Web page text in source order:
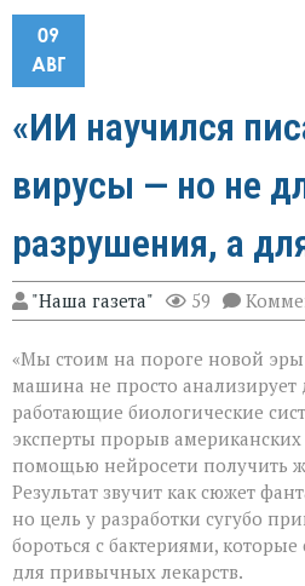
09
АВГ
«ИИ научился
вирусы — но не
разрушения, а
"Наша газета" 59
«Мы стоим на пороге новой эры
машина не просто анализирует
работающие биологические
эксперты прорыв
помощью нейросети получить
Результат звучит как сюжет
но цель у разработки сугубо
бороться с бактериями,
для привычных лекарств.